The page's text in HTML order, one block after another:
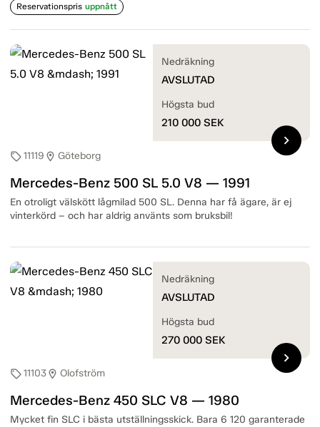
Reservationspris uppnått
sell11119 location_on Göteborg
Mercedes-Benz 500 SL 5.0 V8 — 1991
En otroligt välskött lågmilad 500 SL. Denna har få ägare, är ej
vinterkörd – och har aldrig använts som bruksbil!
Nedräkning
AVSLUTAD
Högsta bud
210 000 SEK
chevron_right
sell11103location_on Olofström
Mercedes-Benz 450 SLC V8 — 1980
Mycket fin SLC i bästa utställningsskick. Bara 6 120 garanterade
Nedräkning
AVSLUTAD
Högsta bud
270 000 SEK
chevron_right